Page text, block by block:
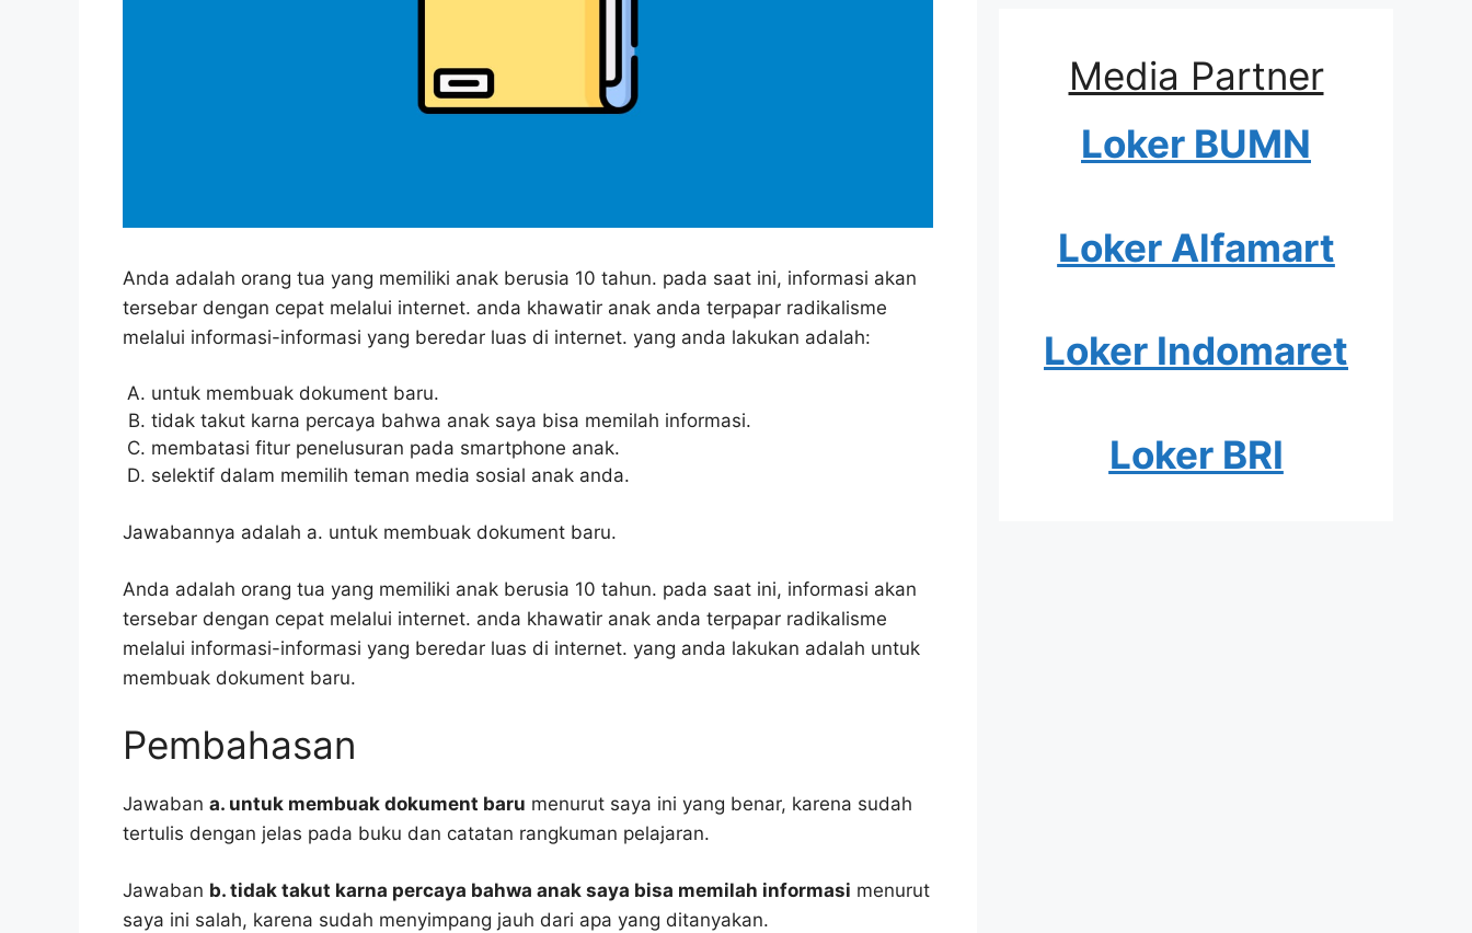
Anda adalah orang tua yang memiliki anak berusia 10 tahun. pada saat ini, informasi akan
tersebar dengan cepat melalui internet. anda khawatir anak anda terpapar radikalisme
melalui informasi-informasi yang beredar luas di internet. yang anda lakukan adalah:
untuk membuak dokument baru.
tidak takut karna percaya bahwa anak saya bisa memilah informasi.
membatasi fitur penelusuran pada smartphone anak.
selektif dalam memilih teman media sosial anak anda.
Jawabannya adalah a. untuk membuak dokument baru.
Anda adalah orang tua yang memiliki anak berusia 10 tahun. pada saat ini, informasi akan
tersebar dengan cepat melalui internet. anda khawatir anak anda terpapar radikalisme
melalui informasi-informasi yang beredar luas di internet. yang anda lakukan adalah untuk
membuak dokument baru.
Pembahasan
Jawaban a. untuk membuak dokument baru menurut saya ini yang benar, karena sudah
tertulis dengan jelas pada buku dan catatan rangkuman pelajaran.
Jawaban b. tidak takut karna percaya bahwa anak saya bisa memilah informasi menurut
saya ini salah, karena sudah menyimpang jauh dari apa yang ditanyakan.
Media Partner
Loker BUMN
Loker Alfamart
Loker Indomaret
Loker BRI